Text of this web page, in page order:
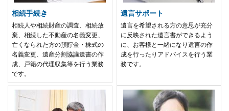
相続手続き
相続人や相続財産の調査、相続放
棄、相続した不動産の名義変更、
亡くなられた方の預貯金・株式の
名義変更、遺産分割協議遺書の作
成、戸籍の代理収集等を行う業務
です。
遺言サポート
遺言を希望される方の意思が充分
に反映された遺言書ができるよう
に、お客様と一緒になり遺言の作
成を行ったりアドバイスを行う業
務です。